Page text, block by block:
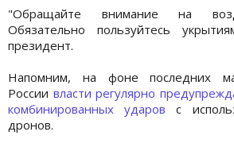
"Обращайте внимание на
Обязательно пользуйтесь
президент.
Напомним, на фоне последних
России власти регулярно
комбинированных ударов с
дронов.